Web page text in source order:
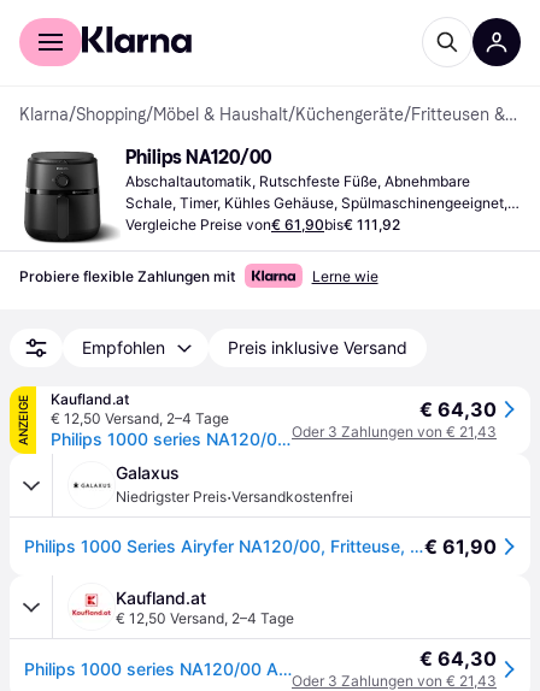
Für Shopper
Klarna/Shopping/Möbel & Haushalt/Küchengeräte/ Fritteusen & Heißluftfritteusen
Philips NA120/00
Abschaltautomatik, Rutschfeste Füße, Abnehmbare
Schale, Timer, Kühles Gehäuse, Spülmaschinengeeignet,
1500 W, Kapazität: 0.8 kg
Vergleiche Preise von€ 61,90bis€ 111,92
Probiere flexible Zahlungen mit Lerne wie
Empfohlen Preis inklusive Versand
ANZEIGE
Kaufland.at
€ 12,50 Versand, 2–4 Tage
Philips 1000 series NA120/00 Airfryer 4,2 l, 4,2 l, Rapid Air, 200 °C, Einzelbild, Kunststoff, Metall, 0,8 m
€ 64,30
Oder 3 Zahlungen von € 21,43
Galaxus
Niedrigster Preis·Versandkostenfrei
Philips 1000 Series Airyfer NA120/00, Fritteuse, Schwarz€ 61,90
Kaufland.at
€ 12,50 Versand, 2–4 Tage
Philips 1000 series NA120/00 Airfryer 4,2 l, 4,2 l, Rapid Air, 200 °C, Einzelbild, Kunststoff, Metall, 0,8 m € 64,30
Oder 3 Zahlungen von € 21,43